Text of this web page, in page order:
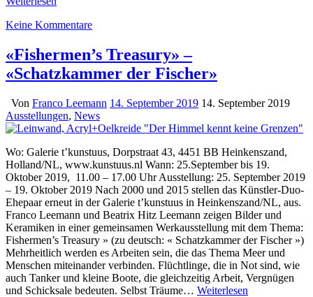
Keine Kommentare
«Fishermen’s Treasury» –
«Schatzkammer der Fischer»
Von Franco Leemann 14. September 2019 14. September 2019
Ausstellungen, News
Wo: Galerie t’kunstuus, Dorpstraat 43, 4451 BB Heinkenszand,
Holland/NL, www.kunstuus.nl Wann: 25.September bis 19.
Oktober 2019, 11.00 – 17.00 Uhr Ausstellung: 25. September 2019
– 19. Oktober 2019 Nach 2000 und 2015 stellen das Künstler-Duo-
Ehepaar erneut in der Galerie t’kunstuus in Heinkenszand/NL, aus.
Franco Leemann und Beatrix Hitz Leemann zeigen Bilder und
Keramiken in einer gemeinsamen Werkausstellung mit dem Thema:
Fishermen’s Treasury » (zu deutsch: « Schatzkammer der Fischer »)
Mehrheitlich werden es Arbeiten sein, die das Thema Meer und
Menschen miteinander verbinden. Flüchtlinge, die in Not sind, wie
auch Tanker und kleine Boote, die gleichzeitig Arbeit, Vergnügen
und Schicksale bedeuten. Selbst Träume… Weiterlesen